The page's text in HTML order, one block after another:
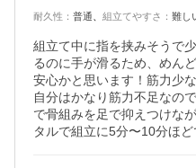
耐久性 ： 普通 組立てやすさ ： 難し
組立て中に指を挟みそうで
るのに手が滑るため、めん
安心かと思います！筋力少
自分はかなり筋力不足なの
で骨組みを足で抑えつけな
タルで組立に5分〜10分ほど